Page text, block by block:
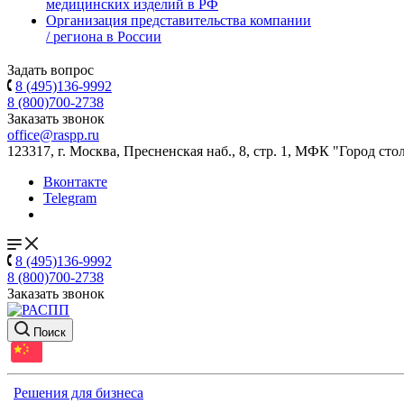
медицинских изделий в РФ
Организация представительства компании
/ региона в России
Задать вопрос
8 (495)136-9992
8 (800)700-2738
Заказать звонок
office@raspp.ru
123317, г. Москва, Пресненская наб., 8, стр. 1, МФК "Город
Вконтакте
Telegram
8 (495)136-9992
8 (800)700-2738
Заказать звонок
Поиск
Решения для бизнеса